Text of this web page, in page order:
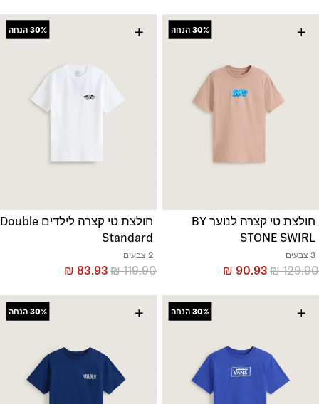
+
30% הנחה
חולצת טי קצרה לנוער BY
STONE SWIRL
3 צבעים
₪129.90
₪ 90.93
+
30% הנחה
חולצת טי קצרה לילדים Double
Standard
2 צבעים
₪119.90
₪ 83.93
+
30% הנחה +
30% הנחה